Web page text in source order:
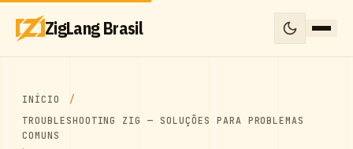
ZigLang Brasil
INÍCIO
TROUBLESHOOTING ZIG — SOLUÇÕES PARA PROBLEMAS
COMUNS